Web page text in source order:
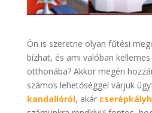
Ön is szeretne olyan fűtési
bízhat, és ami valóban
otthonába? Akkor megéri
számos lehetőséggel várjuk
kandallóról, akár